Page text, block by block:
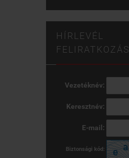
HÍRLEVÉL
FELIRATKOZÁS
Vezetéknév:
Keresztnév:
E-mail:
Biztonsági kód: